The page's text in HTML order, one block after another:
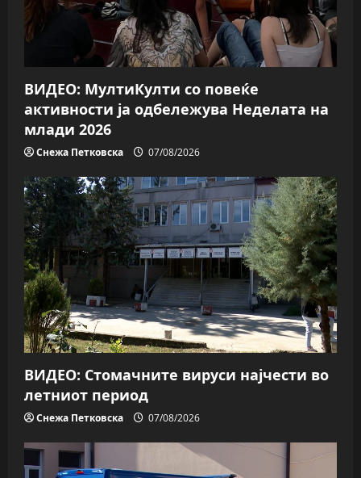
i
o
n
ВИДЕО: МултиКулти со повеќе
активности ја одбележува Неделата на
млади 2026
Снежа Петковска 07/08/2026
ВИДЕО: Стомачните вируси најчести во
летниот период
Снежа Петковска 07/08/2026